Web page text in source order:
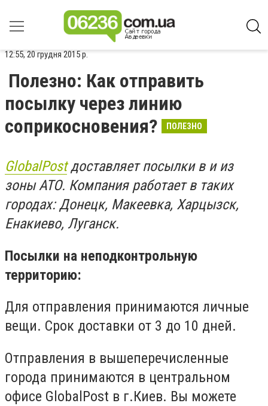
12:55, 20 грудня 2015 р.
Полезно: Как отправить
посылку через линию
соприкосновения?
ПОЛЕЗНО
GlobalPostдоставляет посылки в и из
зоны АТО. Компания работает в таких
городах: Донецк, Макеевка, Харцызск,
Енакиево, Луганск.
Посылки на неподконтрольную
территорию:
Для отправления принимаются личные
вещи. Срок доставки от 3 до 10 дней.
Отправления в вышеперечисленные
города принимаются в центральном
офисе GlobalPost в г.Киев. Вы можете